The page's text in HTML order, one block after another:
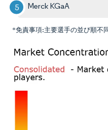
Merck KGaA
*免責事項:主要選手の並び順不